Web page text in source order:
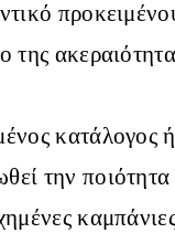
της
κατάλογος
την ποιότητα